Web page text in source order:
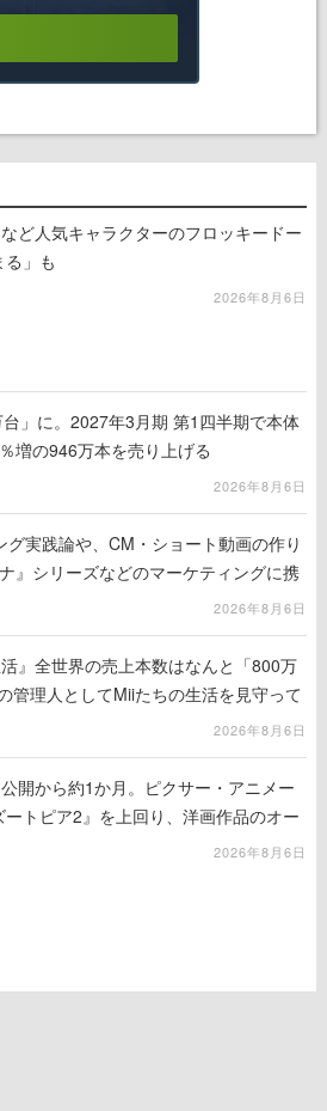
ど人気キャラクターのフロッキードー
」も
2026年8月6日
」に。2027年3月期 第1四半期で本体
増の946万本を売り上げる
2026年8月6日
実践論や、CM・ショート動画の作り
』シリーズなどのマーケティングに携
2026年8月6日
』全世界の売上本数はなんと「800万
管理人としてMiiたちの生活を見守って
2026年8月6日
開から約1か月。ピクサー・アニメー
トピア2』を上回り、洋画作品のオー
2026年8月6日